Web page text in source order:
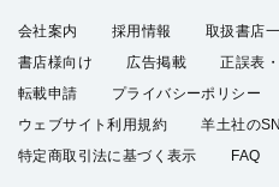
会社案内 採用情報 取扱書店
書店様向け
広告掲載 正誤表
転載申請
プライバシーポリシー
ウェブサイト利用規約
羊土社の
特定商取引法に基づく表示
FAQ